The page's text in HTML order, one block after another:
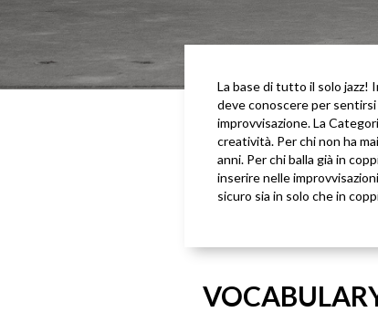
La base di tutto il solo jazz!
deve conoscere per
improvvisazione. La
creatività. Per chi non ha
anni. Per chi balla già in
inserire nelle
sicuro sia in solo che in